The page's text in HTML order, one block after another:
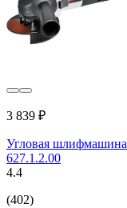
3 839 ₽
Угловая
627.1.2.00
4.4
(402)